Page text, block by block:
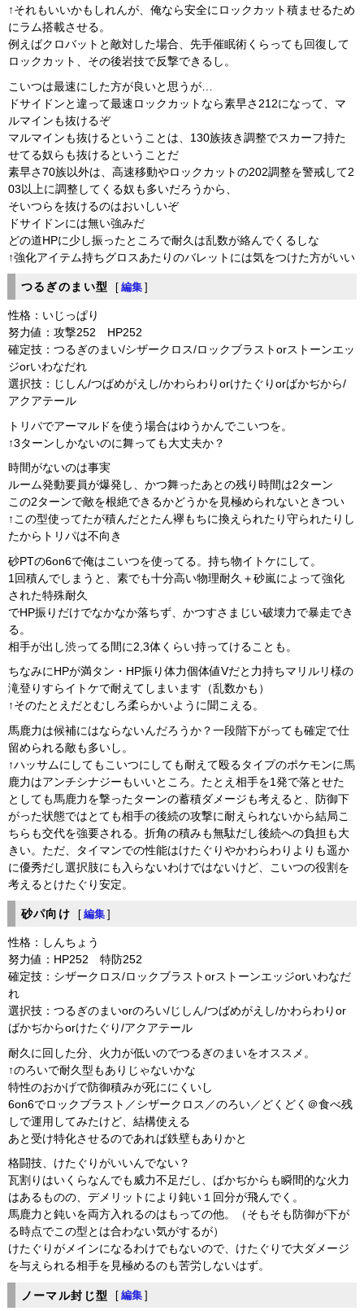
↑それもいいかもしれんが、俺なら安全にロックカット積ませるため
にラム搭載させる。
例えばクロバットと敵対した場合、先手催眠術くらっても回復して
ロックカット、その後岩技で反撃できるし。
こいつは最速にした方が良いと思うが…
ドサイドンと違って最速ロックカットなら素早さ212になって、マ
ルマインも抜けるぞ
マルマインも抜けるということは、130族抜き調整でスカーフ持た
せてる奴らも抜けるということだ
素早さ70族以外は、高速移動やロックカットの202調整を警戒して2
03以上に調整してくる奴も多いだろうから、
そいつらを抜けるのはおいしいぞ
ドサイドンには無い強みだ
どの道HPに少し振ったところで耐久は乱数が絡んでくるしな
↑強化アイテム持ちグロスあたりのバレットには気をつけた方がいい
つるぎのまい型 [ 編集 ]
性格：いじっぱり
努力値：攻撃252 HP252
確定技：つるぎのまい/シザークロス/ロックブラストorストーンエッ
ジorいわなだれ
選択技：じしん/つばめがえし/かわらわりorけたぐりorばかぢから/
アクアテール
トリパでアーマルドを使う場合はゆうかんでこいつを。
↑3ターンしかないのに舞っても大丈夫か？
時間がないのは事実
ルーム発動要員が爆発し、かつ舞ったあとの残り時間は2ターン
この2ターンで敵を根絶できるかどうかを見極められないときつい
↑この型使ってたが積んだとたん襷もちに換えられたり守られたりし
たからトリパは不向き
砂PTの6on6で俺はこいつを使ってる。持ち物イトケにして。
1回積んでしまうと、素でも十分高い物理耐久＋砂嵐によって強化
された特殊耐久
でHP振りだけでなかなか落ちず、かつすさまじい破壊力で暴走でき
る。
相手が出し渋ってる間に2,3体くらい持ってけることも。
ちなみにHPが満タン・HP振り体力個体値Vだと力持ちマリルリ様の
滝登りすらイトケで耐えてしまいます（乱数かも）
↑そのたとえだとむしろ柔らかいように聞こえる。
馬鹿力は候補にはならないんだろうか？一段階下がっても確定で仕
留められる敵も多いし。
↑ハッサムにしてもこいつにしても耐えて殴るタイプのポケモンに馬
鹿力はアンチシナジーもいいところ。たとえ相手を1発で落とせた
としても馬鹿力を撃ったターンの蓄積ダメージも考えると、防御下
がった状態ではとても相手の後続の攻撃に耐えられないから結局こ
ちらも交代を強要される。折角の積みも無駄だし後続への負担も大
きい。ただ、タイマンでの性能はけたぐりやかわらわりよりも遥か
に優秀だし選択肢にも入らないわけではないけど、こいつの役割を
考えるとけたぐり安定。
砂パ向け [ 編集 ]
性格：しんちょう
努力値：HP252 特防252
確定技：シザークロス/ロックブラストorストーンエッジorいわなだ
れ
選択技：つるぎのまいorのろい/じしん/つばめがえし/かわらわりor
ばかぢからorけたぐり/アクアテール
耐久に回した分、火力が低いのでつるぎのまいをオススメ。
↑のろいで耐久型もありじゃないかな
特性のおかげで防御積みが死ににくいし
6on6でロックブラスト／シザークロス／のろい／どくどく＠食べ残
しで運用してみたけど、結構使える
あと受け特化させるのであれば鉄壁もありかと
格闘技、けたぐりがいいんでない？
瓦割りはいくらなんでも威力不足だし、ばかぢからも瞬間的な火力
はあるものの、デメリットにより鈍い１回分が飛んでく。
馬鹿力と鈍いを両方入れるのはもっての他。（そもそも防御が下が
る時点でこの型とは合わない気がするが）
けたぐりがメインになるわけでもないので、けたぐりで大ダメージ
を与えられる相手を見極めるのも苦労しないはず。
ノーマル封じ型 [ 編集 ]